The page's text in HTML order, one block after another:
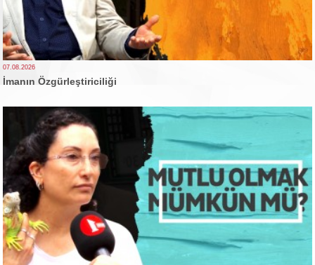
07.08.2026
İmanın Özgürleştiriciliği